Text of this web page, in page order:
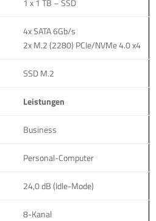
1 x 1 TB – SSD
4x SATA 6Gb/s
2x M.2 (2280) PCIe/NVMe 4.0 x4
SSD M.2
Leistungen
Business
Personal-Computer
24,0 dB (Idle-Mode)
8-Kanal